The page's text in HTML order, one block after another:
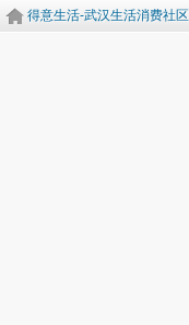
得意生活-武汉生活消费社区